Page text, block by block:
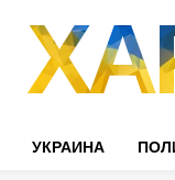
УКРАИНА